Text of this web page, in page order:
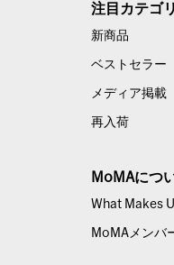
注目カテゴ
新商品
ベストセラー
メディア掲載
再入荷
MoMAにつ
What Makes
MoMAメンバ